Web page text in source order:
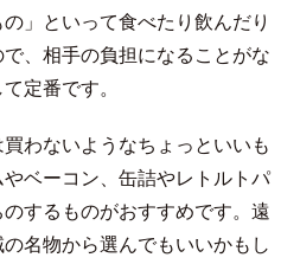
」といって食べたり飲んだり
、相手の負担になることがな
定番です。
わないようなちょっといいも
ベーコン、缶詰やレトルトパ
するものがおすすめです。遠
名物から選んでもいいかもし